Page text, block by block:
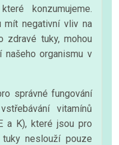
konzumujeme.
mít negativní vliv na
zdravé tuky, mohou
našeho organismu v
správné fungování
vitamínů
a K), které jsou pro
neslouží pouze